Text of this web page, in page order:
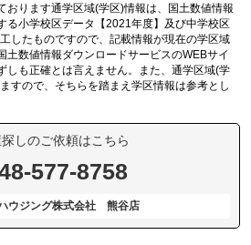
おります通学区域(学区)情報は、国土数値情報
る小学校区データ【2021年度】及び中学校区
したものですので、記載情報が現在の学区域
土数値情報ダウンロードサービスのWEBサイ
しも正確とは言えません。また、通学区域(学
すので、そちらを踏まえ学区情報は参考とし
しのご依頼はこちら
577-8758
ウジング株式会社 熊谷店